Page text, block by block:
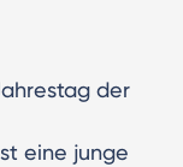
der
eine junge